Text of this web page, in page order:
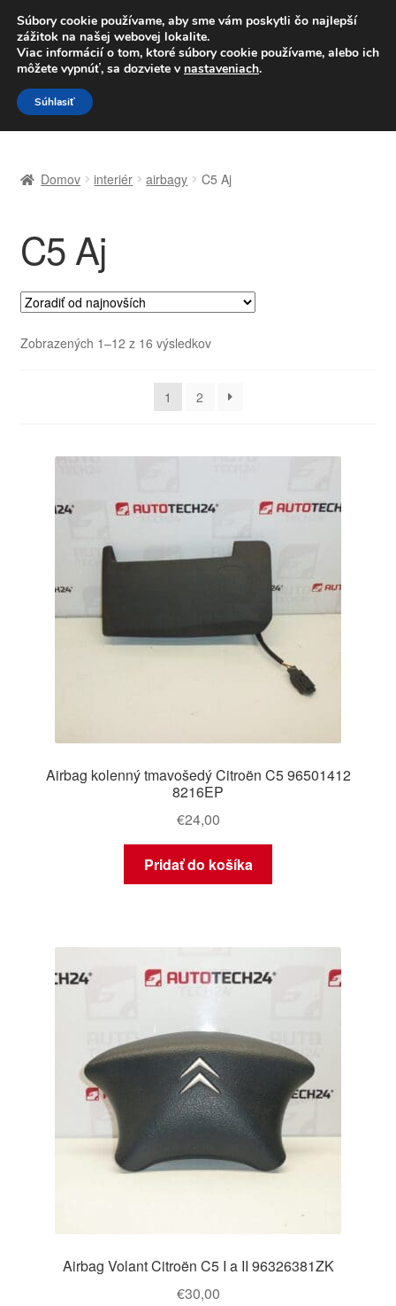
DOPRAVA od 6 EUR
Po–Pi 09:00–16:00 233 221 276
Preskočiť
na
navigáciu
Preskočiť
na
obsah
Celosvetová preprava
Doprava
Kontakt
Košík
Ochrana osobních údajů
Pokladňa
Domov interiér airbagy C5 Aj
C5 Aj
Zobrazených 1–12 z 16 výsledkovZoradené
1
2
Airbag kolenný tmavošedý Citroën C5 96501412
8216EP
€24,00
Pridať do košíka
Airbag Volant Citroën C5 I a II 96326381ZK
€30,00
Súbory cookie používame, aby sme vám poskytli čo najlepší
zážitok na našej webovej lokalite.
Viac informácií o tom, ktoré súbory cookie používame, alebo ich
môžete vypnúť, sa dozviete v nastaveniach.
Súhlasiť